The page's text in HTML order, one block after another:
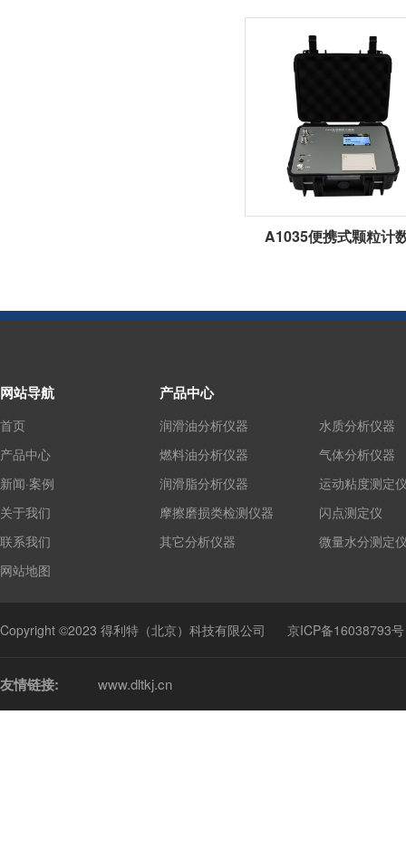
A1035便携式颗粒计
网站导航
首页
产品中心
新闻·案例
关于我们
联系我们
网站地图
产品中心
润滑油分析仪器
燃料油分析仪器
润滑脂分析仪器
摩擦磨损类检测仪器
其它分析仪器
水质分析仪器
气体分析仪器
运动粘度测定
闪点测定仪
微量水分测定
Copyright ©2023 得利特（北京）科技有限公司 京ICP备16038793号
友情链接: www.dltkj.cn